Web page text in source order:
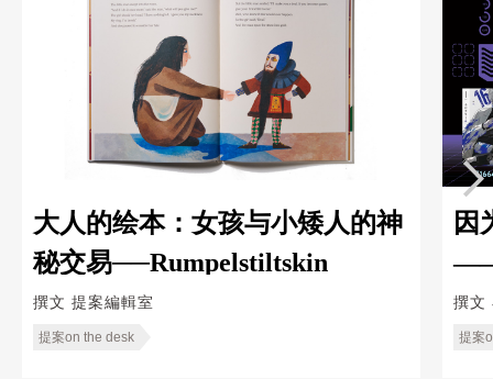
大人的绘本：女孩与小矮人的神
秘交易──Rumpelstiltskin
撰文 提案編輯室
提案on the desk
因
——
撰文
提案